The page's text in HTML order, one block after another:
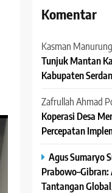
Komentar
Kasman Manurung
Tunjuk Mantan
Kabupaten
Zafrullah Ahmad
Koperasi Desa
Percepatan
Agus Sumaryo
Tantangan